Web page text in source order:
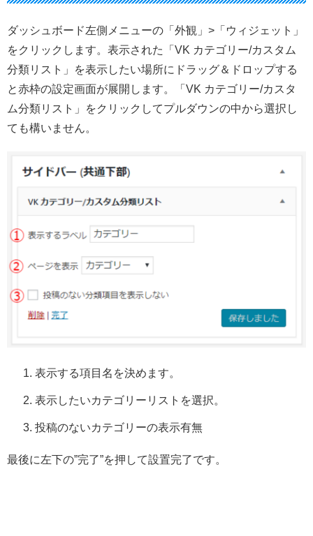
ダッシュボード左側メニューの「外観」>「ウィジェット」
をクリックします。表示された「VK カテゴリー/カスタム
分類リスト」を表示したい場所にドラッグ＆ドロップする
と赤枠の設定画面が展開します。「VK カテゴリー/カスタ
ム分類リスト」をクリックしてプルダウンの中から選択し
ても構いません。
表示する項目名を決めます。
表示したいカテゴリーリストを選択。
投稿のないカテゴリーの表示有無
最後に左下の”完了”を押して設置完了です。